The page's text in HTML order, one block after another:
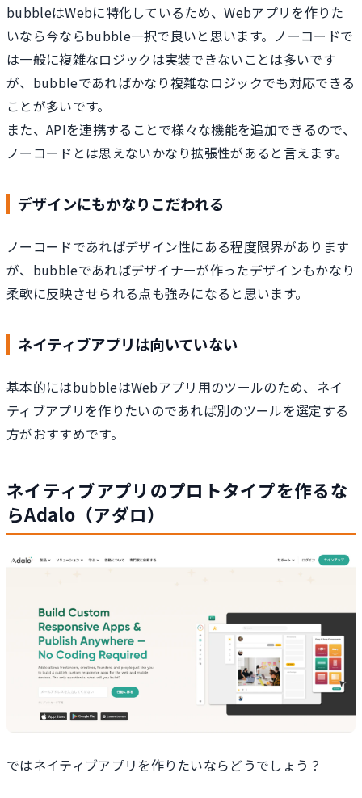
bubbleはWebに特化しているため、Webアプリを作りた
いなら今ならbubble一択で良いと思います。ノーコードで
は一般に複雑なロジックは実装できないことは多いです
が、bubbleであればかなり複雑なロジックでも対応できる
ことが多いです。
また、APIを連携することで様々な機能を追加できるので、
ノーコードとは思えないかなり拡張性があると言えます。
デザインにもかなりこだわれる
ノーコードであればデザイン性にある程度限界があります
が、bubbleであればデザイナーが作ったデザインもかなり
柔軟に反映させられる点も強みになると思います。
ネイティブアプリは向いていない
基本的にはbubbleはWebアプリ用のツールのため、ネイ
ティブアプリを作りたいのであれば別のツールを選定する
方がおすすめです。
ネイティブアプリのプロトタイプを作るな
らAdalo（アダロ）
ではネイティブアプリを作りたいならどうでしょう？